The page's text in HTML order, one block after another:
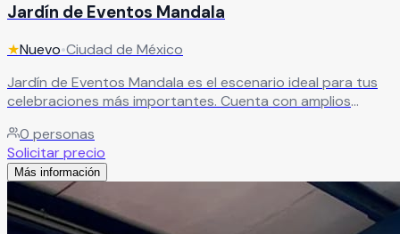
Jardín de Eventos Mandala
★Nuevo•Ciudad de México
Jardín de Eventos Mandala es el escenario ideal para tus
celebraciones más importantes. Cuenta con amplios
descanso y montajes personalizados que se adaptan a
bodas, XV años, cumpleaños, aniversarios y eventos
empresariales. Ofrece paquetes diseñados para tu
comodidad y un equipo comprometido con cada detalle.
Leer más
0 personas
Solicitar precio
Más información